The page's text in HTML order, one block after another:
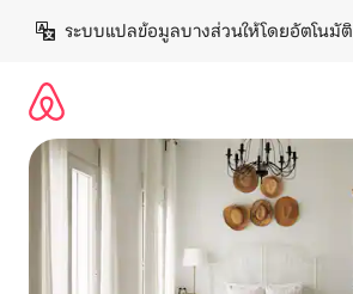
เนื้อหา
ระบบแปลข้อมูลบางส่วนให้โดยอัตโนมัติ